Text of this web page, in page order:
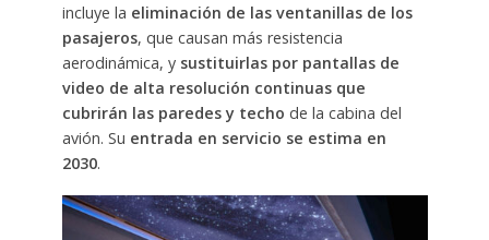
incluye la eliminación de las ventanillas de los
pasajeros, que causan más resistencia
aerodinámica, y sustituirlas por pantallas de
video de alta resolución continuas que
cubrirán las paredes y techo de la cabina del
avión. Su entrada en servicio se estima en
2030.